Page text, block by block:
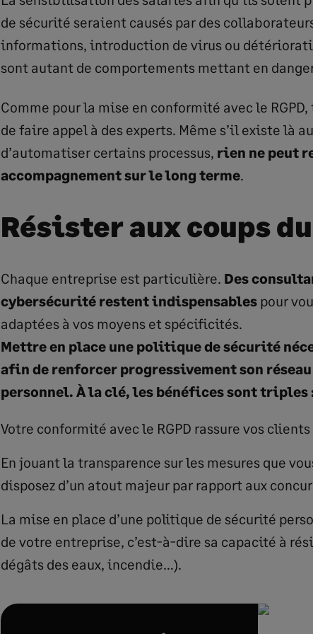
de sécurité seraient causés par des
informations, introduction de virus ou
sont autant de comportements mettant en
Comme pour la mise en conformité avec le
de faire appel à des experts. Même s’il existe là
d’automatiser certains processus, rien ne peut
accompagnement sur le long terme.
Résister aux coups
Chaque entreprise est particulière. Des
cybersécurité restent indispensablespour
adaptées à vos moyens et spécificités.
Mettre en place une politique de sécurité
afin de renforcer progressivement son
personnel. À la clé, les bénéfices sont triples
Votre conformité avec le RGPD rassure vos
En jouant la transparence sur les mesures que
disposez d’un atout majeur par rapport aux
La mise en place d’une politique de sécurité
de votre entreprise, c’est-à-dire sa capacité à
dégâts des eaux, incendie…).